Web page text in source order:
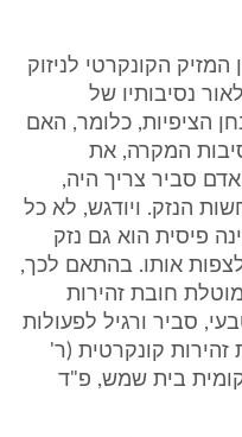
המזיק הקונקרטי לניזוק
נסיבותיו של
הציפיות, כלומר, האם
המקרה, את
סביר צריך היה,
הנזק. ויודגש, לא כל
פיסית הוא גם נזק
אותו. בהתאם לכך,
חובת זהירות
סביר ורגיל לפעולות
קונקרטית (ר'
מקומית בית שמש, פ"ד